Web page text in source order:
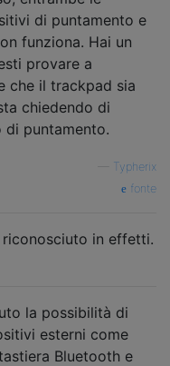
di puntamento e
funziona. Hai un
provare a
che il trackpad sia
chiedendo di
puntamento.
Typherix
fonte
riconosciuto in effetti.
la possibilità di
esterni come
Bluetooth e